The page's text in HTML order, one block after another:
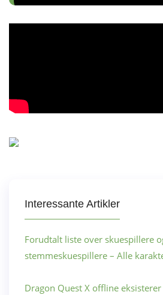
Interessante Artikler
Forudtalt liste over skuespillere
stemmeskuespillere – Alle
Dragon Quest X offline